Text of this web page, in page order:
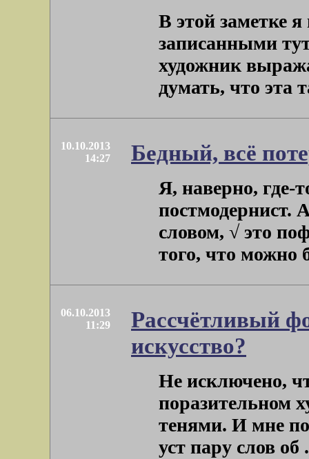
В этой заметке
записанными
художник
думать, что эта
10.10.2013
14:27
Бедный, всё
Я, наверно, где-
постмодернист.
словом, √ это
того, что можно
06.10.2013
11:29
Рассчётливый
искусство?
Не исключено,
поразительном
тенями. И мне
уст пару слов об